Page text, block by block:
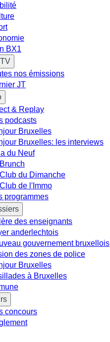
BX1
nos émissions
JT
& Replay
podcasts
Bruxelles
Bruxelles: les interviews
a du Neuf
du Dimanche
de l'Immo
programmes
des enseignants
anderlechtois
gouvernement bruxellois
des zones de police
Bruxelles
à Bruxelles
concours